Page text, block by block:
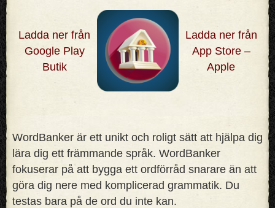
Ladda ner från
Google Play
Butik
Ladda ner från
App Store –
Apple
WordBanker är ett unikt och roligt sätt att hjälpa dig
lära dig ett främmande språk. WordBanker
fokuserar på att bygga ett ordförråd snarare än att
göra dig nere med komplicerad grammatik. Du
testas bara på de ord du inte kan.